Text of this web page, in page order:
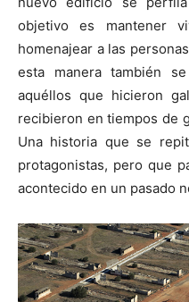
objetivo es mantener
homenajear a las
esta manera también
aquéllos que hicieron
recibieron en tiempos de
Una historia que se
protagonistas, pero que
acontecido en un pasado